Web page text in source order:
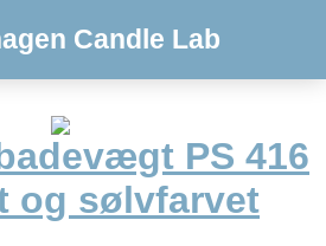
Candle Lab
PS 416
og sølvfarvet